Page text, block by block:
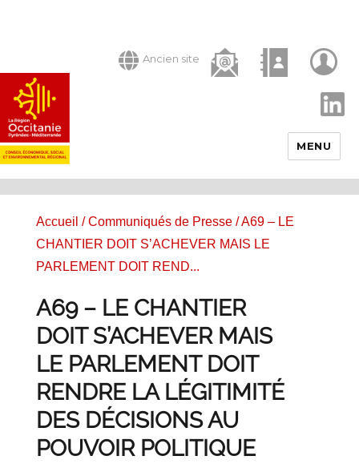
Ancien site
MENU
Accueil /Communiqués de Presse/ A69 – LE
CHANTIER DOIT S’ACHEVER MAIS LE
PARLEMENT DOIT REND...
A69 – LE CHANTIER
DOIT S’ACHEVER MAIS
LE PARLEMENT DOIT
RENDRE LA LÉGITIMITÉ
DES DÉCISIONS AU
POUVOIR POLITIQUE